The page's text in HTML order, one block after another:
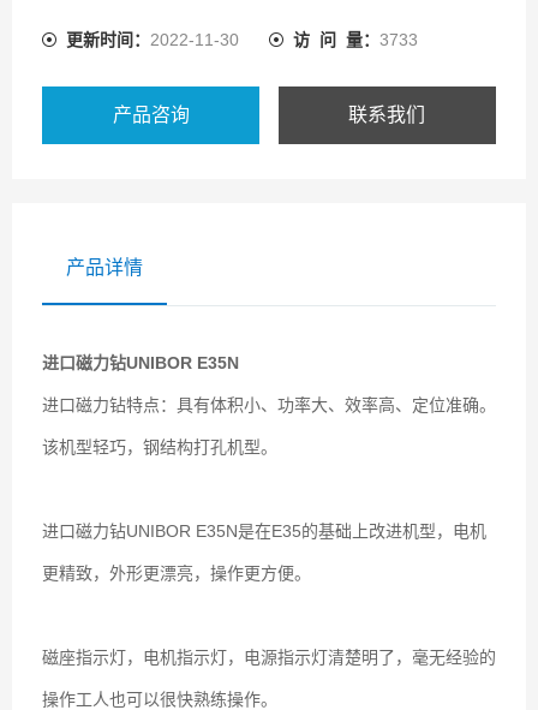
更新时间： 2022-11-30 访 问 量： 3733
产品咨询 联系我们
产品详情
进口磁力钻UNIBOR E35N
进口磁力钻特点：具有体积小、功率大、效率高、定位准确。
该机型轻巧，钢结构打孔机型。
进口磁力钻UNIBOR E35N是在E35的基础上改进机型，电机
更精致，外形更漂亮，操作更方便。
磁座指示灯，电机指示灯，电源指示灯清楚明了，毫无经验的
操作工人也可以很快熟练操作。